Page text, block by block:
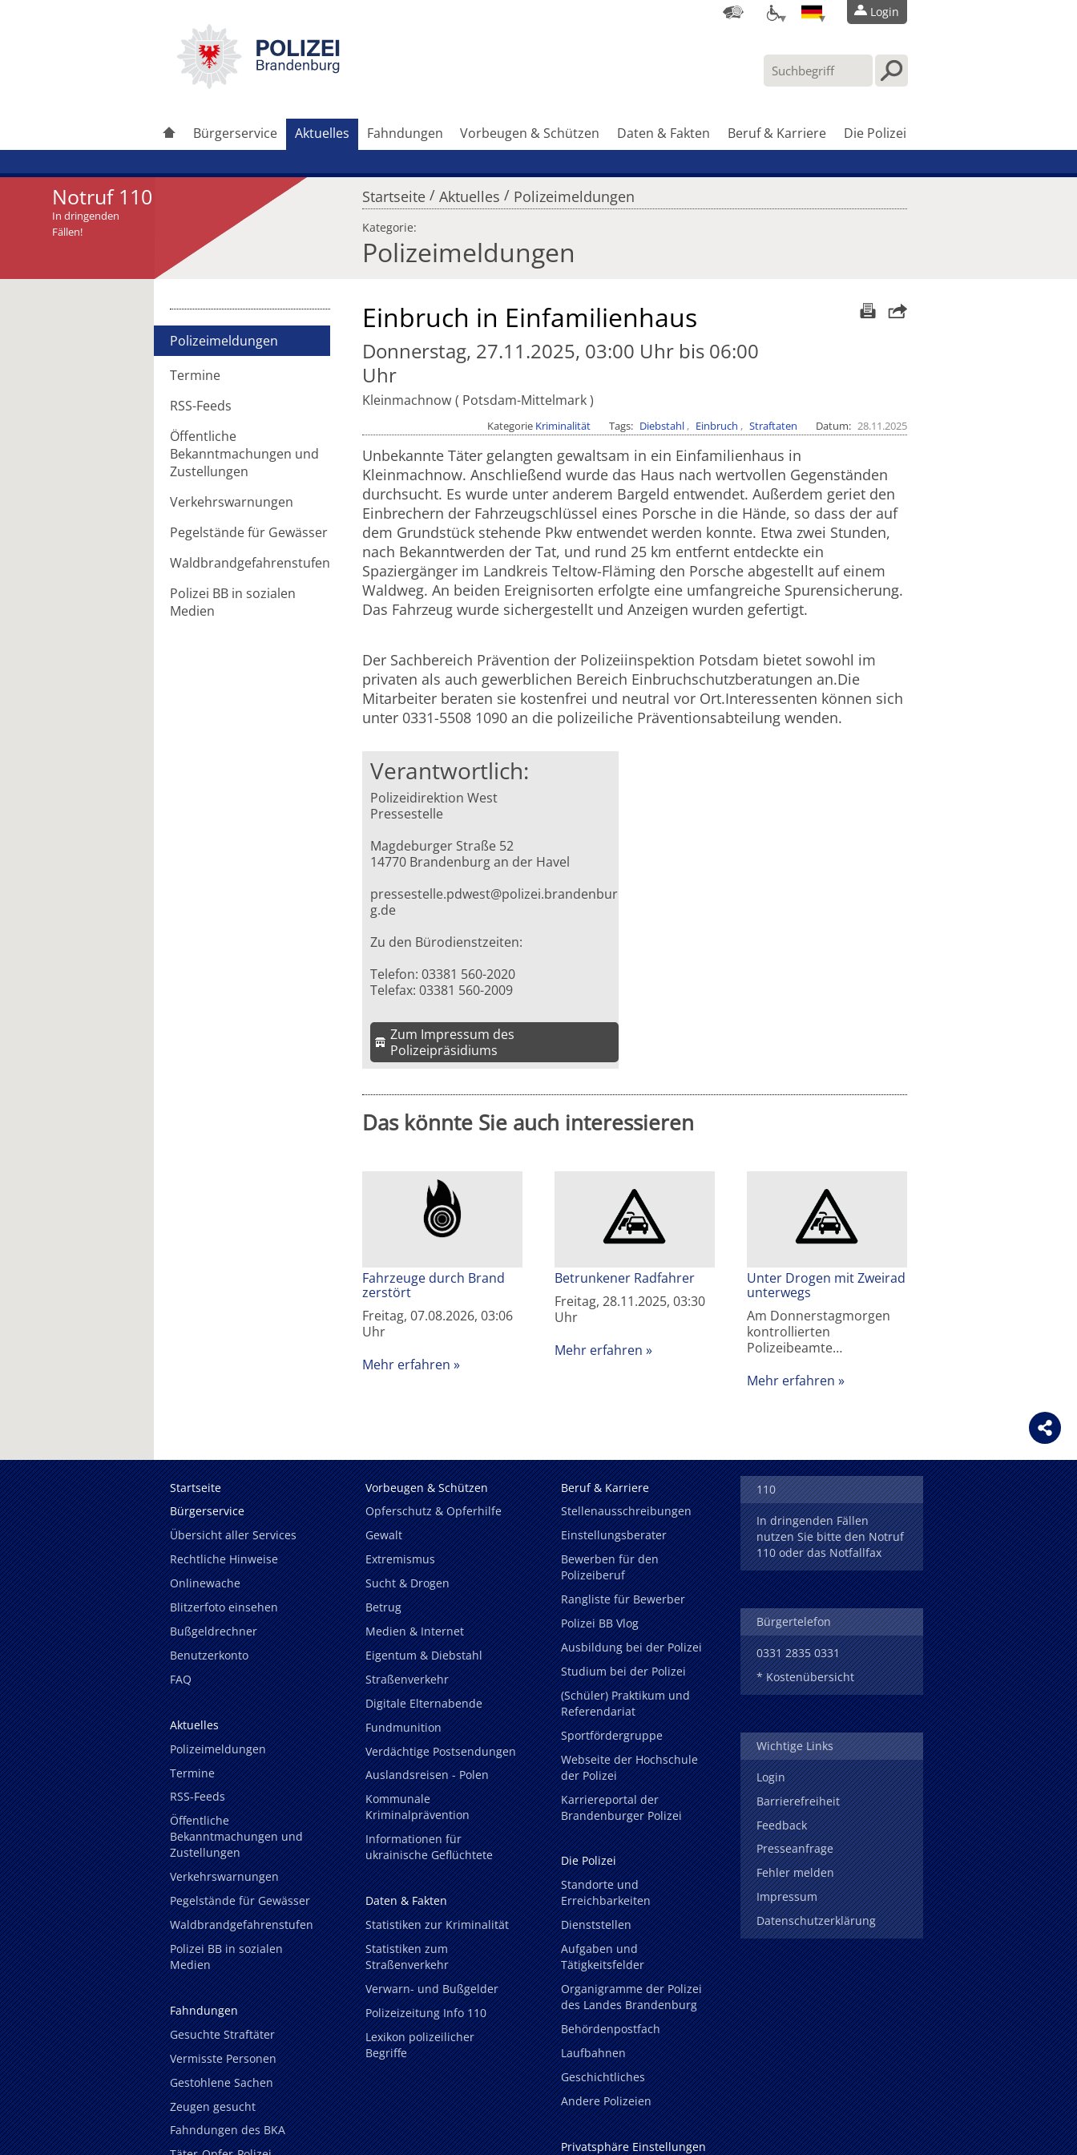
Login
Bürgerservice Aktuelles Fahndungen Vorbeugen & Schützen Daten & Fakten Beruf & Karriere Die Polizei
Notruf 110
In dringenden
Fällen!
Startseite / Aktuelles / Polizeimeldungen
Kategorie:
Polizeimeldungen
Polizeimeldungen
Termine
RSS-Feeds
Öffentliche
Bekanntmachungen und
Zustellungen
Verkehrswarnungen
Pegelstände für Gewässer
Waldbrandgefahrenstufen
Polizei BB in sozialen
Medien
Artikel weiterleiten Einbruch in Einfamilienhaus
Donnerstag, 27.11.2025, 03:00 Uhr bis 06:00
Uhr
Kleinmachnow Potsdam-Mittelmark
Kategorie Kriminalität Tags Diebstahl Einbruch Straftaten Datum 28.11.2025
Unbekannte Täter gelangten gewaltsam in ein Einfamilienhaus in
Kleinmachnow. Anschließend wurde das Haus nach wertvollen Gegenständen
durchsucht. Es wurde unter anderem Bargeld entwendet. Außerdem geriet den
Einbrechern der Fahrzeugschlüssel eines Porsche in die Hände, so dass der auf
dem Grundstück stehende Pkw entwendet werden konnte. Etwa zwei Stunden,
nach Bekanntwerden der Tat, und rund 25 km entfernt entdeckte ein
Spaziergänger im Landkreis Teltow-Fläming den Porsche abgestellt auf einem
Waldweg. An beiden Ereignisorten erfolgte eine umfangreiche Spurensicherung.
Das Fahrzeug wurde sichergestellt und Anzeigen wurden gefertigt.
Der Sachbereich Prävention der Polizeiinspektion Potsdam bietet sowohl im
privaten als auch gewerblichen Bereich Einbruchschutzberatungen an.Die
Mitarbeiter beraten sie kostenfrei und neutral vor Ort.Interessenten können sich
unter 0331-5508 1090 an die polizeiliche Präventionsabteilung wenden.
Verantwortlich:
Polizeidirektion West
Pressestelle
Magdeburger Straße 52
14770 Brandenburg an der Havel
pressestelle.pdwest@polizei.brandenbur
g.de
Zu den Bürodienstzeiten:
Telefon: 03381 560-2020
Telefax: 03381 560-2009
Zum Impressum des
Polizeipräsidiums
Das könnte Sie auch interessieren
Fahrzeuge durch Brand
zerstört
Freitag, 07.08.2026, 03:06
Uhr
Mehr erfahren
Betrunkener Radfahrer
Freitag, 28.11.2025, 03:30
Uhr
Mehr erfahren
Unter Drogen mit Zweirad
unterwegs
Am Donnerstagmorgen
kontrollierten
Polizeibeamte…
Mehr erfahren
Startseite
Bürgerservice
Übersicht aller Services
Rechtliche Hinweise
Onlinewache
Blitzerfoto einsehen
Bußgeldrechner
Benutzerkonto
FAQ
Aktuelles
Polizeimeldungen
Termine
RSS-Feeds
Öffentliche
Bekanntmachungen und
Zustellungen
Verkehrswarnungen
Pegelstände für Gewässer
Waldbrandgefahrenstufen
Polizei BB in sozialen
Medien
Fahndungen
Gesuchte Straftäter
Vermisste Personen
Gestohlene Sachen
Zeugen gesucht
Fahndungen des BKA
Vorbeugen & Schützen
Opferschutz & Opferhilfe
Gewalt
Extremismus
Sucht & Drogen
Betrug
Medien & Internet
Eigentum & Diebstahl
Straßenverkehr
Digitale Elternabende
Fundmunition
Verdächtige Postsendungen
Auslandsreisen - Polen
Kommunale
Kriminalprävention
Informationen für
ukrainische Geflüchtete
Daten & Fakten
Statistiken zur Kriminalität
Statistiken zum
Straßenverkehr
Verwarn- und Bußgelder
Polizeizeitung Info 110
Lexikon polizeilicher
Begriffe
Beruf & Karriere
Stellenausschreibungen
Einstellungsberater
Bewerben für den
Polizeiberuf
Rangliste für Bewerber
Polizei BB Vlog
Ausbildung bei der Polizei
Studium bei der Polizei
(Schüler) Praktikum und
Referendariat
Sportfördergruppe
Webseite der Hochschule
der Polizei
Karriereportal der
Brandenburger Polizei
Die Polizei
Standorte und
Erreichbarkeiten
Dienststellen
Aufgaben und
Tätigkeitsfelder
Organigramme der Polizei
des Landes Brandenburg
Behördenpostfach
Laufbahnen
Geschichtliches
Andere Polizeien
Privatsphäre Einstellungen
110
In dringenden Fällen
nutzen Sie bitte den Notruf
110 oder das Notfallfax
Bürgertelefon
0331 2835 0331
* Kostenübersicht
Wichtige Links
Login
Barrierefreiheit
Feedback
Presseanfrage
Fehler melden
Impressum
Datenschutzerklärung